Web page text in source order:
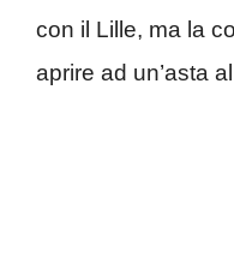
con il Lille, ma la
aprire ad un’asta